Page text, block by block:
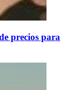
precios para